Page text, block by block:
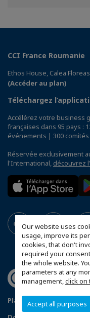
Our website uses
usage, improve its
cookies, that don't
required your
the whole website.
parameters at any
management,click on
Accept all purposes
CCI France Roumanie
Ethos House, Calea
(Accéder au plan)
Téléchargez
Accélérez votre business
françaises dans 95 pays :
événements | 300
Réservée exclusivement
l'International, découvrez
Plan du site Statut